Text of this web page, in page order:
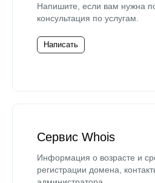
Напишите, если вам нужна
консультация по услугам.
Написать
Сервис Whois
Информация о возрасте и
регистрации домена,